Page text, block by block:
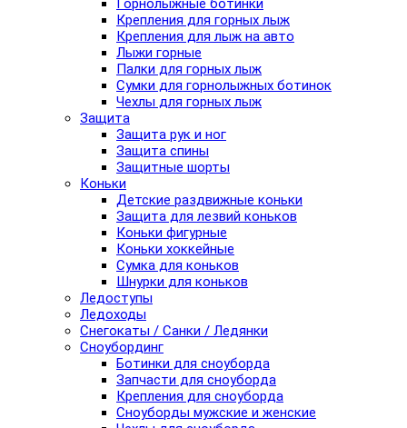
Горнолыжные ботинки
Крепления для горных лыж
Крепления для лыж на авто
Лыжи горные
Палки для горных лыж
Сумки для горнолыжных ботинок
Чехлы для горных лыж
Защита
Защита рук и ног
Защита спины
Защитные шорты
Коньки
Детские раздвижные коньки
Защита для лезвий коньков
Коньки фигурные
Коньки хоккейные
Сумка для коньков
Шнурки для коньков
Ледоступы
Ледоходы
Снегокаты / Санки / Ледянки
Сноубординг
Ботинки для сноуборда
Запчасти для сноуборда
Крепления для сноуборда
Сноуборды мужские и женские